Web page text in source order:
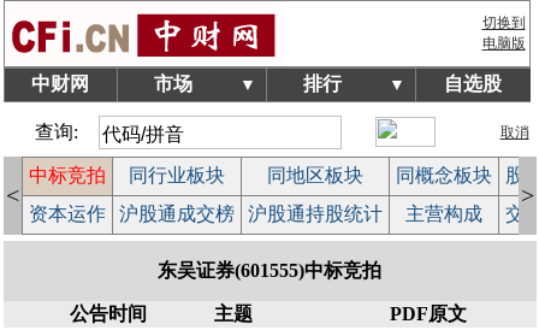
切换到
电脑版
中财网 市场 ▼ 排行 ▼ 自选股
查询: 取消
<
中标竞拍 同行业板块 同地区板块 同概念板块
股
资本运作 沪股通成交榜 沪股通持股统计 主营构成 交
>
东吴证券(601555)中标竞拍
公告时间 主题 PDF原文